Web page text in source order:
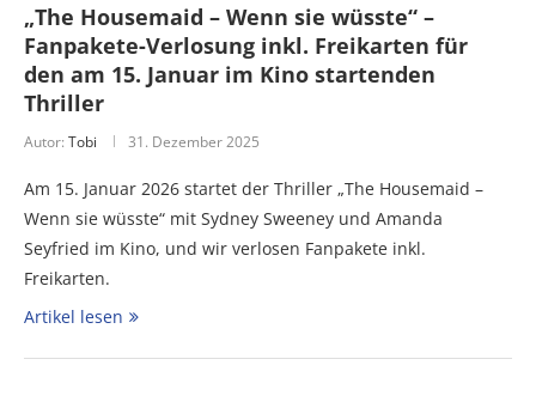
„The Housemaid – Wenn sie wüsste“ –
Fanpakete-Verlosung inkl. Freikarten für
den am 15. Januar im Kino startenden
Thriller
Autor: Tobi 31. Dezember 2025
Am 15. Januar 2026 startet der Thriller „The Housemaid –
Wenn sie wüsste“ mit Sydney Sweeney und Amanda
Seyfried im Kino, und wir verlosen Fanpakete inkl.
Freikarten.
Artikel lesen